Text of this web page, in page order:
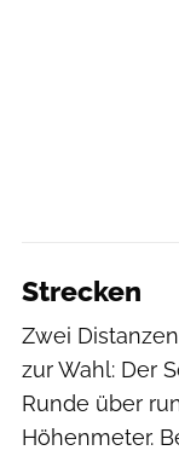
Strecken
Zwei
zur Wahl: Der
Runde über
Höhenmeter.